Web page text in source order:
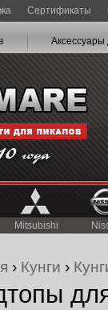
Сертификаты
Аксессуары
Mitsubishi
› Кунги ›